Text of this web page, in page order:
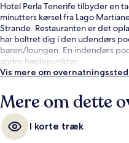
Hotel Perla Tenerife tilbyder en
minutters kørsel fra Lago
Strande. Restauranten er det
har boltret dig i den udendørs
baren/loungen. En indendørs
andre højdepunkter.
Vis mere om
Mere om dette
I korte træk